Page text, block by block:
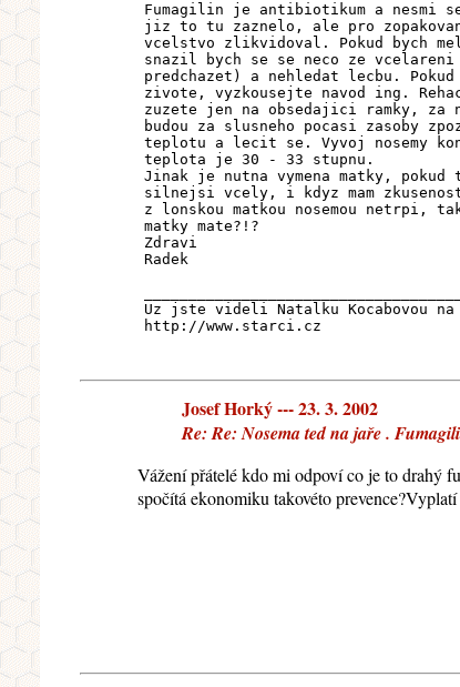
Fumagilin je antibiotikum a nesmi
jiz to tu zaznelo, ale pro
vcelstvo zlikvidoval. Pokud bych
snazil bych se se neco ze
predchazet) a nehledat lecbu.
zivote, vyzkousejte navod ing.
zuzete jen na obsedajici ramky, za
budou za slusneho pocasi zasoby
teplotu a lecit se. Vyvoj nosemy
teplota je 30 - 33 stupnu.
Jinak je nutna vymena matky,
silnejsi vcely, i kdyz mam
z lonskou matkou nosemou
matky mate?!?
Zdravi
Radek
Uz jste videli Natalku Kocabovou na
http://www.starci.cz
Josef Horký --- 23. 3. 2002
Re: Re: Nosema ted na jaře .
Vážení přátelé kdo mi odpoví co je to drahý
spočítá ekonomiku takovéto